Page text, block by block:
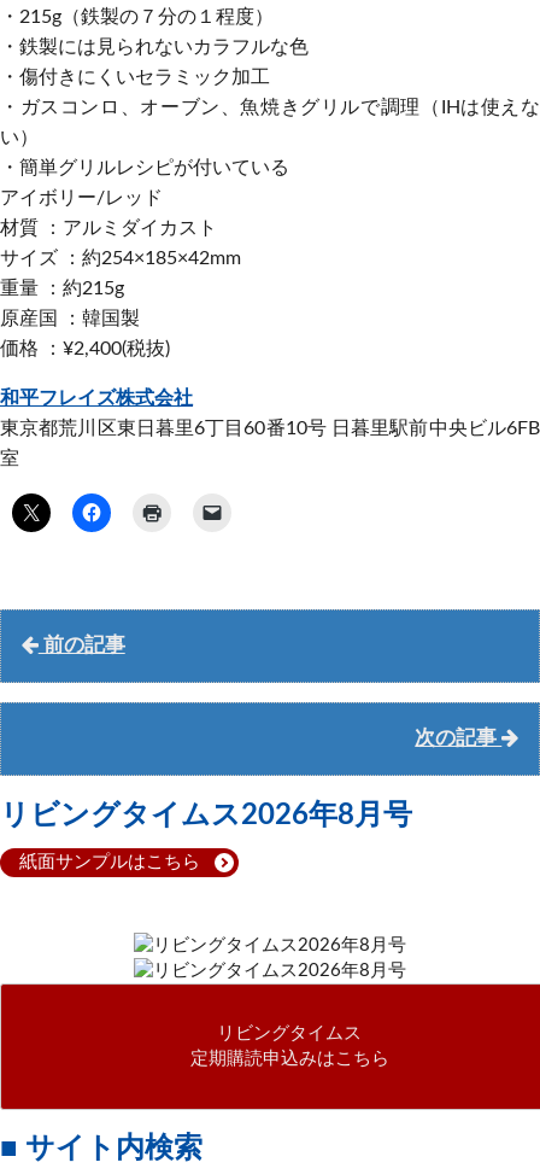
・215g（鉄製の７分の１程度）
・鉄製には見られないカラフルな色
・傷付きにくいセラミック加工
・ガスコンロ、オーブン、魚焼きグリルで調理（IHは使えな
い）
・簡単グリルレシピが付いている
アイボリー/レッド
材質 ：アルミダイカスト
サイズ ：約254×185×42mm
重量 ：約215g
原産国 ：韓国製
価格 ：¥2,400(税抜)
和平フレイズ株式会社
東京都荒川区東日暮里6丁目60番10号 日暮里駅前中央ビル6FB
室
前の記事
次の記事
リビングタイムス2026年8月号
紙面サンプルはこちら
リビングタイムス
定期購読申込みはこちら
■ サイト内検索